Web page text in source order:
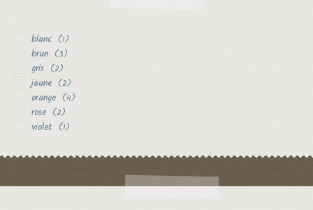
blanc (1)
brun (3)
gris (2)
jaune (2)
orange (4)
rose (2)
violet (1)